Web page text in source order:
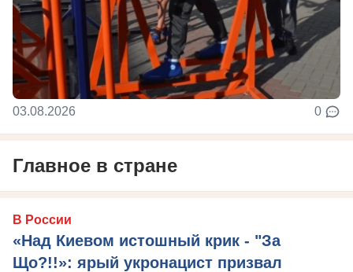
03.08.2026 0
Главное в стране
В России
«Над Киевом истошный крик - "За
Що?!!»: ярый укронацист призвал